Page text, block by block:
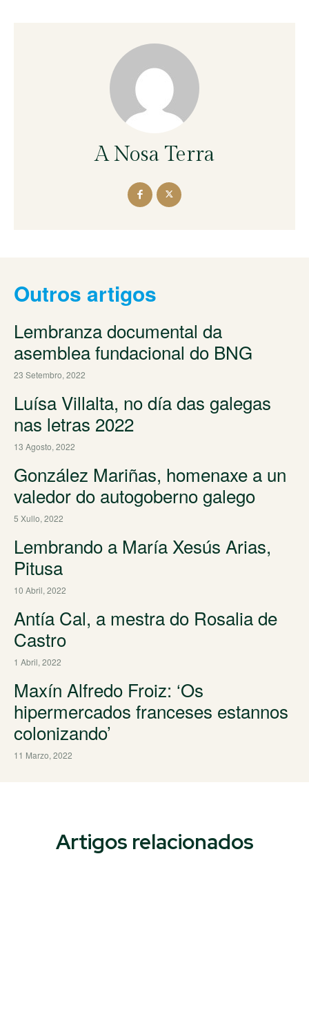
A Nosa Terra
Outros artigos
Lembranza documental da
asemblea fundacional do BNG
23 Setembro, 2022
Luísa Villalta, no día das galegas
nas letras 2022
13 Agosto, 2022
González Mariñas, homenaxe a un
valedor do autogoberno galego
5 Xullo, 2022
Lembrando a María Xesús Arias,
Pitusa
10 Abril, 2022
Antía Cal, a mestra do Rosalia de
Castro
1 Abril, 2022
Maxín Alfredo Froiz: ‘Os
hipermercados franceses estannos
colonizando’
11 Marzo, 2022
Artigos relacionados